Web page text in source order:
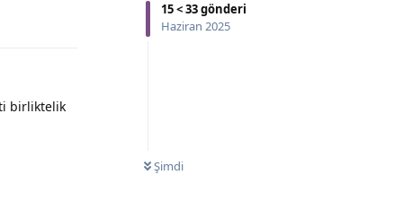
15<33gönderi
Haziran 2025
Şimdi
birliktelik